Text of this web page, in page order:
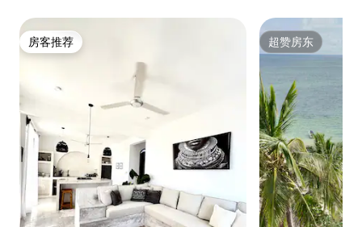
房客推荐
房客推荐 超赞房东
超赞房东